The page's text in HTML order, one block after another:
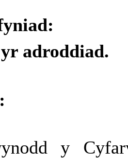
adroddiad.
y